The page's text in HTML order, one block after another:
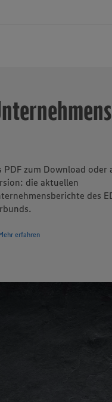
unter der Marke
Produktionsbetriebe
Euro. Mit fast
in
Kunden auf die
PDF zum Download oder
die aktuellen
des
erfahren